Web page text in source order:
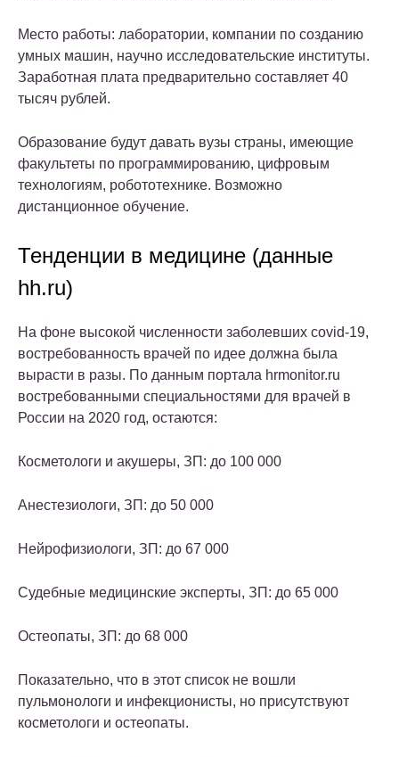
Место работы: лаборатории, компании по созданию
умных машин, научно исследовательские институты.
Заработная плата предварительно составляет 40
тысяч рублей.
Образование будут давать вузы страны, имеющие
факультеты по программированию, цифровым
технологиям, робототехнике. Возможно
дистанционное обучение.
Тенденции в медицине (данные
hh.ru)
На фоне высокой численности заболевших covid-19,
востребованность врачей по идее должна была
вырасти в разы. По данным портала hrmonitor.ru
востребованными специальностями для врачей в
России на 2020 год, остаются:
Косметологи и акушеры, ЗП: до 100 000
Анестезиологи, ЗП: до 50 000
Нейрофизиологи, ЗП: до 67 000
Судебные медицинские эксперты, ЗП: до 65 000
Остеопаты, ЗП: до 68 000
Показательно, что в этот список не вошли
пульмонологи и инфекционисты, но присутствуют
косметологи и остеопаты.